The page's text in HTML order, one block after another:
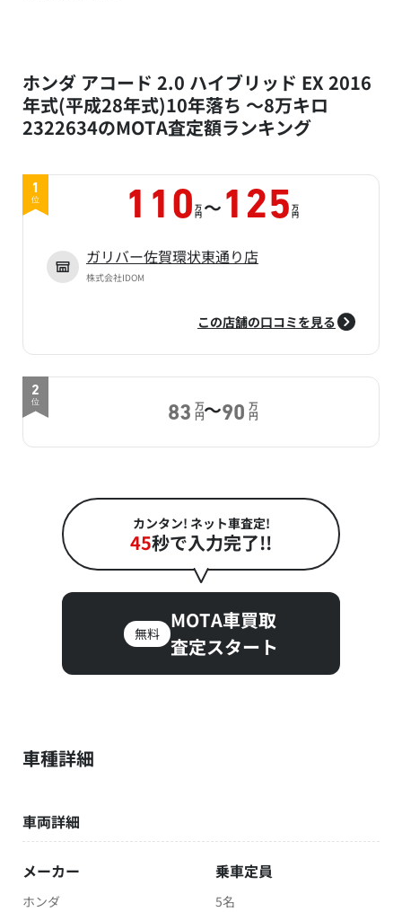
ホンダ アコード 2.0 ハイブリッド EX 2016
年式(平成28年式)10年落ち ～8万キロ
2322634のMOTA査定額ランキング
1
位 110 万
円 ～ 125 万
円
ガリバー佐賀環状東通り店
株式会社IDOM
この店舗の口コミを見る
2
位
83 万
円～90 万
円
カンタン! ネット車査定!
45秒で入力完了!!
無料
MOTA車買取
査定スタート
車種詳細
車両詳細
メーカー
ホンダ
乗車定員
5名